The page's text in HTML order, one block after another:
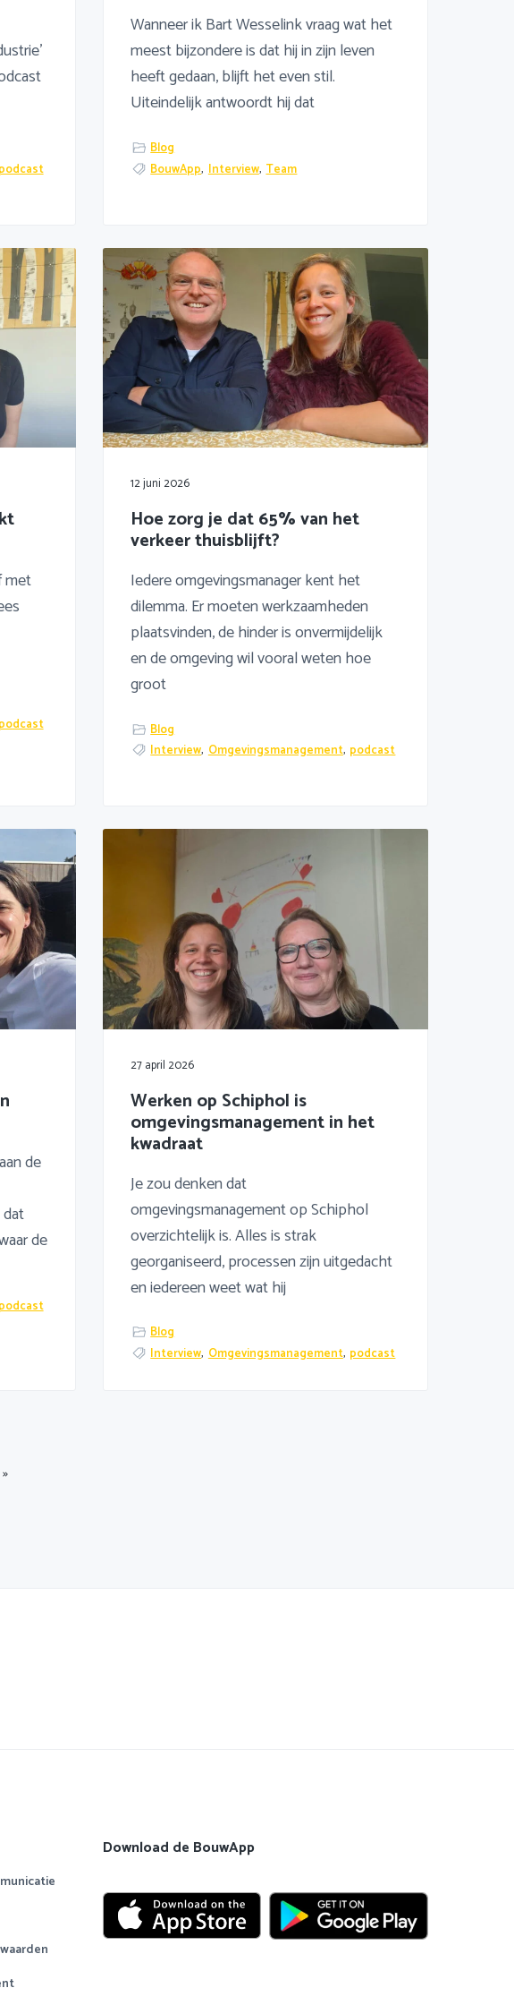
podcast
Wanneer ik Bart Wesselink vraag wat het
meest bijzondere is dat hij in zijn leven
heeft gedaan, blijft het even stil.
Uiteindelijk antwoordt hij dat
Blog
BouwApp, Interview, Team
met
podcast
12 juni 2026
Hoe zorg je dat 65% van het
verkeer thuisblijft?
Iedere omgevingsmanager kent het
dilemma. Er moeten werkzaamheden
plaatsvinden, de hinder is onvermijdelijk
en de omgeving wil vooral weten hoe
groot
Blog
Interview, Omgevingsmanagement, podcast
de
de
podcast
27 april 2026
Werken op Schiphol is
omgevingsmanagement in het
kwadraat
Je zou denken dat
omgevingsmanagement op Schiphol
overzichtelijk is. Alles is strak
georganiseerd, processen zijn uitgedacht
en iedereen weet wat hij
Blog
Interview, Omgevingsmanagement, podcast
Download de BouwApp